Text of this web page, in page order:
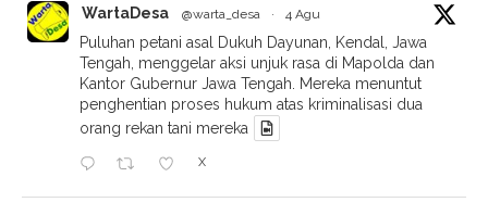
WartaDesa @warta_desa · 4 Agu
Puluhan petani asal Dukuh Dayunan, Kendal, Jawa
Tengah, menggelar aksi unjuk rasa di Mapolda dan
Kantor Gubernur Jawa Tengah. Mereka menuntut
penghentian proses hukum atas kriminalisasi dua
orang rekan tani mereka
X